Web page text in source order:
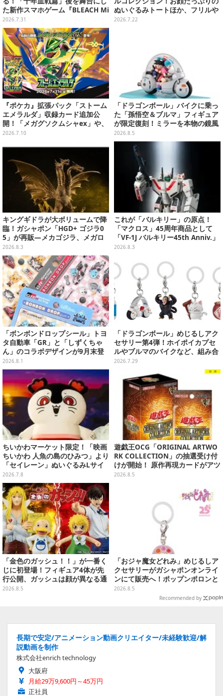
た新作スマホゲーム『BLEACH Mi
rrors High』クローズドβテスト
レポート
2026.7.31
ぬいぐるみトートほか、フリルや
リボンが可愛いTシャツなどが発
2026.7.22
『ポケカ』拡張パック「ストーム
エメラルダ」収録カード追加公
開！「メガグソクムシャex」や、
2枚1組で使うスタジアムがさらに
2026.7.10
「ドラゴンボール」バイクに乗っ
た「孫悟空＆ブルマ」フィギュア
が限定復刻！ミラーを本物の鏡風
や、ブルマの目元が映りこむ描写
にできるステッカーを収録
2026.8.5
キングギドラが大ボリュームで降
臨！ガシャポン「HGD+ ゴジラ0
5」が再販―メカゴジラ、メガロ
なども揃った全4種
2026.8.3
これが「バルキリー」の原点！
「マクロス」45周年商品として
「VF-1J バルキリー45th Anniv.」
が予約開始
2026.8.3
「ボンボンドロップシール」トヨ
タ自動車「GR」と「しずくちゃ
ん」のコラボデザインが9月末登
場！くま吉らも描かれた全4柄
2026.8.1
「ドラゴンボール」めじるしアク
セサリー第4弾！ホイポイカプセ
ルやブルマのバイクなど、組み合
わせても楽しい全5種
2026.7.29
ちいかわマーケット限定！「映画
ちいかわ 人魚の島のひみつ」より
「セイレーン」ぬいぐるみLサイ
ズが7月24日より予約開始
2026.7.8
遊戯王OCG「ORIGINAL ARTWO
RK COLLECTION」の抽選受け付
けが開始！ 原作再現カードがアツ
いスペシャルパック
2026.8.5
「金色のガッシュ！！」が一番く
じに初登場！フィギュア4体が先
行公開、ガッシュは顔が異なる通
常/ザケルver.の2種
2026.8.5
「おジャ魔女どれみ」めじるしア
クセサリーがガシャポンオンライ
ンにて販売へ！ポップンポロンと
魔法玉の2連チャームなど全9種
2026.8.5
Recommended by
長期で安定/アニメーション動画クリエイター/未経験歓迎/解
説動画を制作
株式会社enrich technology
大阪府
月給29万9,600円～45万円
正社員